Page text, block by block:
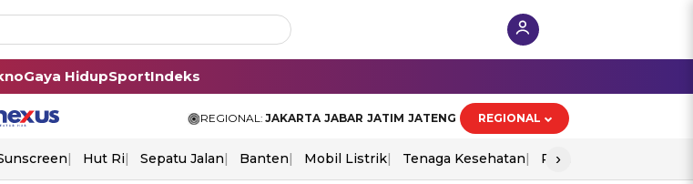
Gaya HidupSportIndeks
REGIONAL: JAKARTA JABAR JATIM JATENG REGIONAL
Hut Ri Sepatu Jalan Banten Mobil Listrik Tenaga Kesehatan Perang As-Iran
›